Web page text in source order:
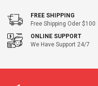
FREE SHIPPING
Free Shipping Oder $100
ONLINE SUPPORT
We Have Support 24/7